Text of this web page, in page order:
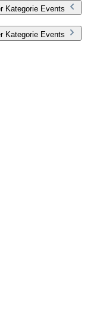
Kategorie Events
Kategorie Events